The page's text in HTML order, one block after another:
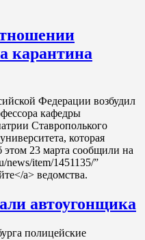
карантина
Федерации возбудил
кафедры
Ставрополького
которая
23 марта сообщили на
news/item/1451135/”
a> ведомства.
автоугонщика
полицейские